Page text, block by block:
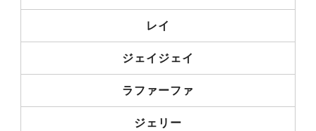
レイ
ジェイジェイ
ラファーファ
ジェリー